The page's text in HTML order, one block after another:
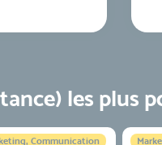
les plus
Communication